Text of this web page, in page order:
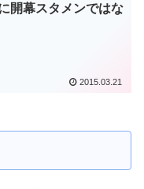
開幕スタメンではな
2015.03.21